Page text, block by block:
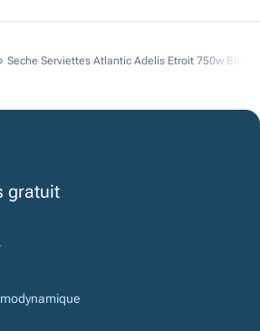
Seche Serviettes Atlantic Adelis Etroit 750w Bleu
gratuit